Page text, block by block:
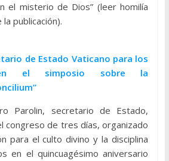
el misterio de Dios” (leer homilía
publicación).
de Estado Vaticano para los
en el simposio sobre la
Parolin, secretario de Estado,
congreso de tres días, organizado
para el culto divino y la disciplina
en el quincuagésimo aniversario